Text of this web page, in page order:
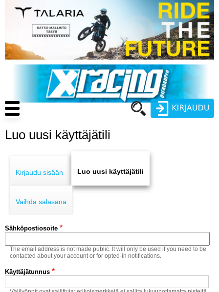
pääsisältöön
Käyttäjätunnus
Main
navigation
ENDURO
MOTOCROSS
MUUT LAJIT
YLEISTÄ ALALTA
LUE DIGILEHDET
Luo uusi käyttäjätili
tabs
Kirjaudu sisään Luo uusi käyttäjätili
Vaihda salasana
Sähköpostiosoite
The email address is not made public. It will only be used if you need to be
contacted about your account or for opted-in notifications.
Käyttäjätunnus